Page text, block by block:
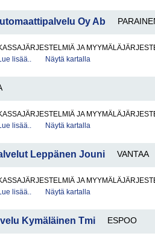
Oy Ab
JA
lisää..
Näytä kartalla
JA
lisää..
Näytä kartalla
Leppänen Jouni VANTAA
JA
lisää..
Näytä kartalla
Kymäläinen Tmi ESPOO